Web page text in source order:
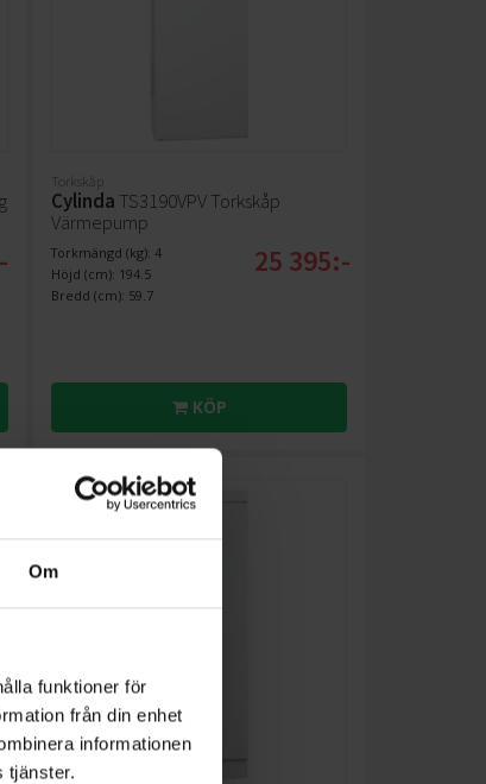
Om
funktioner för
från din enhet
informationen
tjänster.
Torkskåp
Cylinda TS3190VPV Torkskåp
Värmepump
Torkmängd (kg): 4
Höjd (cm): 194.5
Bredd (cm): 59.7
25 395:-
KÖP